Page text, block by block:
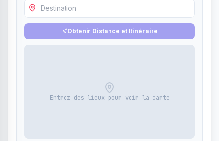
Obtenir Distance et Itinéraire
Entrez des lieux pour voir la carte